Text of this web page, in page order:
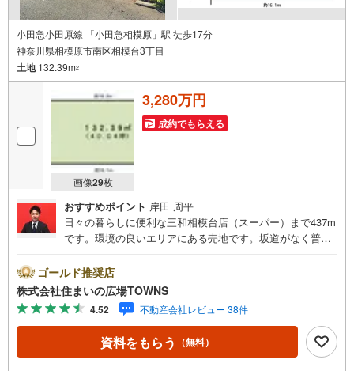
小田急小田原線 「小田急相模原」駅 徒歩17分
神奈川県相模原市南区相模台3丁目
土地132.39m2
画像29枚
3,280万円
成約でもらえる
おすすめポイント 岸田 周平
日々の暮らしに便利な三和相模台店（スーパー）まで437m
です。環境の良いエリアにある売地です。坂道がなく普段
9平米（公簿）でイチオシ。立地する第一種中高層住居専用
地域は、多くの建物が密集しておらず、オフィスビルの建
設も許可されていない地域です。住宅用地なので住みやす
い環境が整っており、戸建てをお考えの方におすすめで
す。【年中無休/9:00～21:00】人気物件は特にお問い合わ
せが集中するため、お早めにお電話下さい。「室内・現地
ゴールド推奨店
株式会社住まいの広場TOWNS
4.52 不動産会社レビュー 38件
資料をもらう （無料）